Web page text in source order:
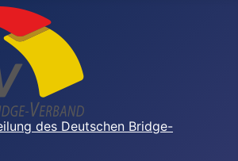
des Deutschen Bridge-